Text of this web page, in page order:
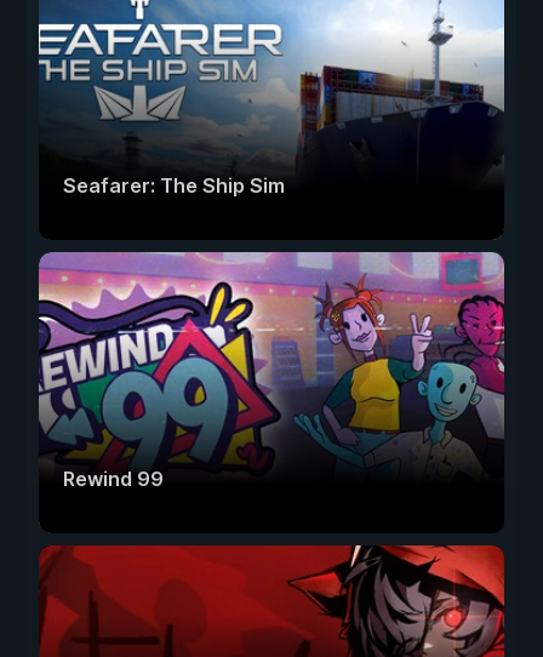
Seafarer: The Ship Sim
Rewind 99